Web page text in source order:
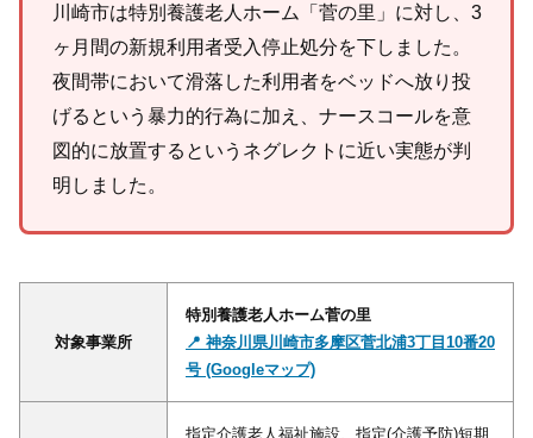
川崎市は特別養護老人ホーム「菅の里」に対し、3
ヶ月間の新規利用者受入停止処分を下しました。
夜間帯において滑落した利用者をベッドへ放り投
げるという暴力的行為に加え、ナースコールを意
図的に放置するというネグレクトに近い実態が判
明しました。
対象事業所
特別養護老人ホーム菅の里
📍 神奈川県川崎市多摩区菅北浦3丁目10番20
号 (Googleマップ)
指定介護老人福祉施設、指定(介護予防)短期